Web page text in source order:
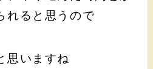
れると思うので
思いますね